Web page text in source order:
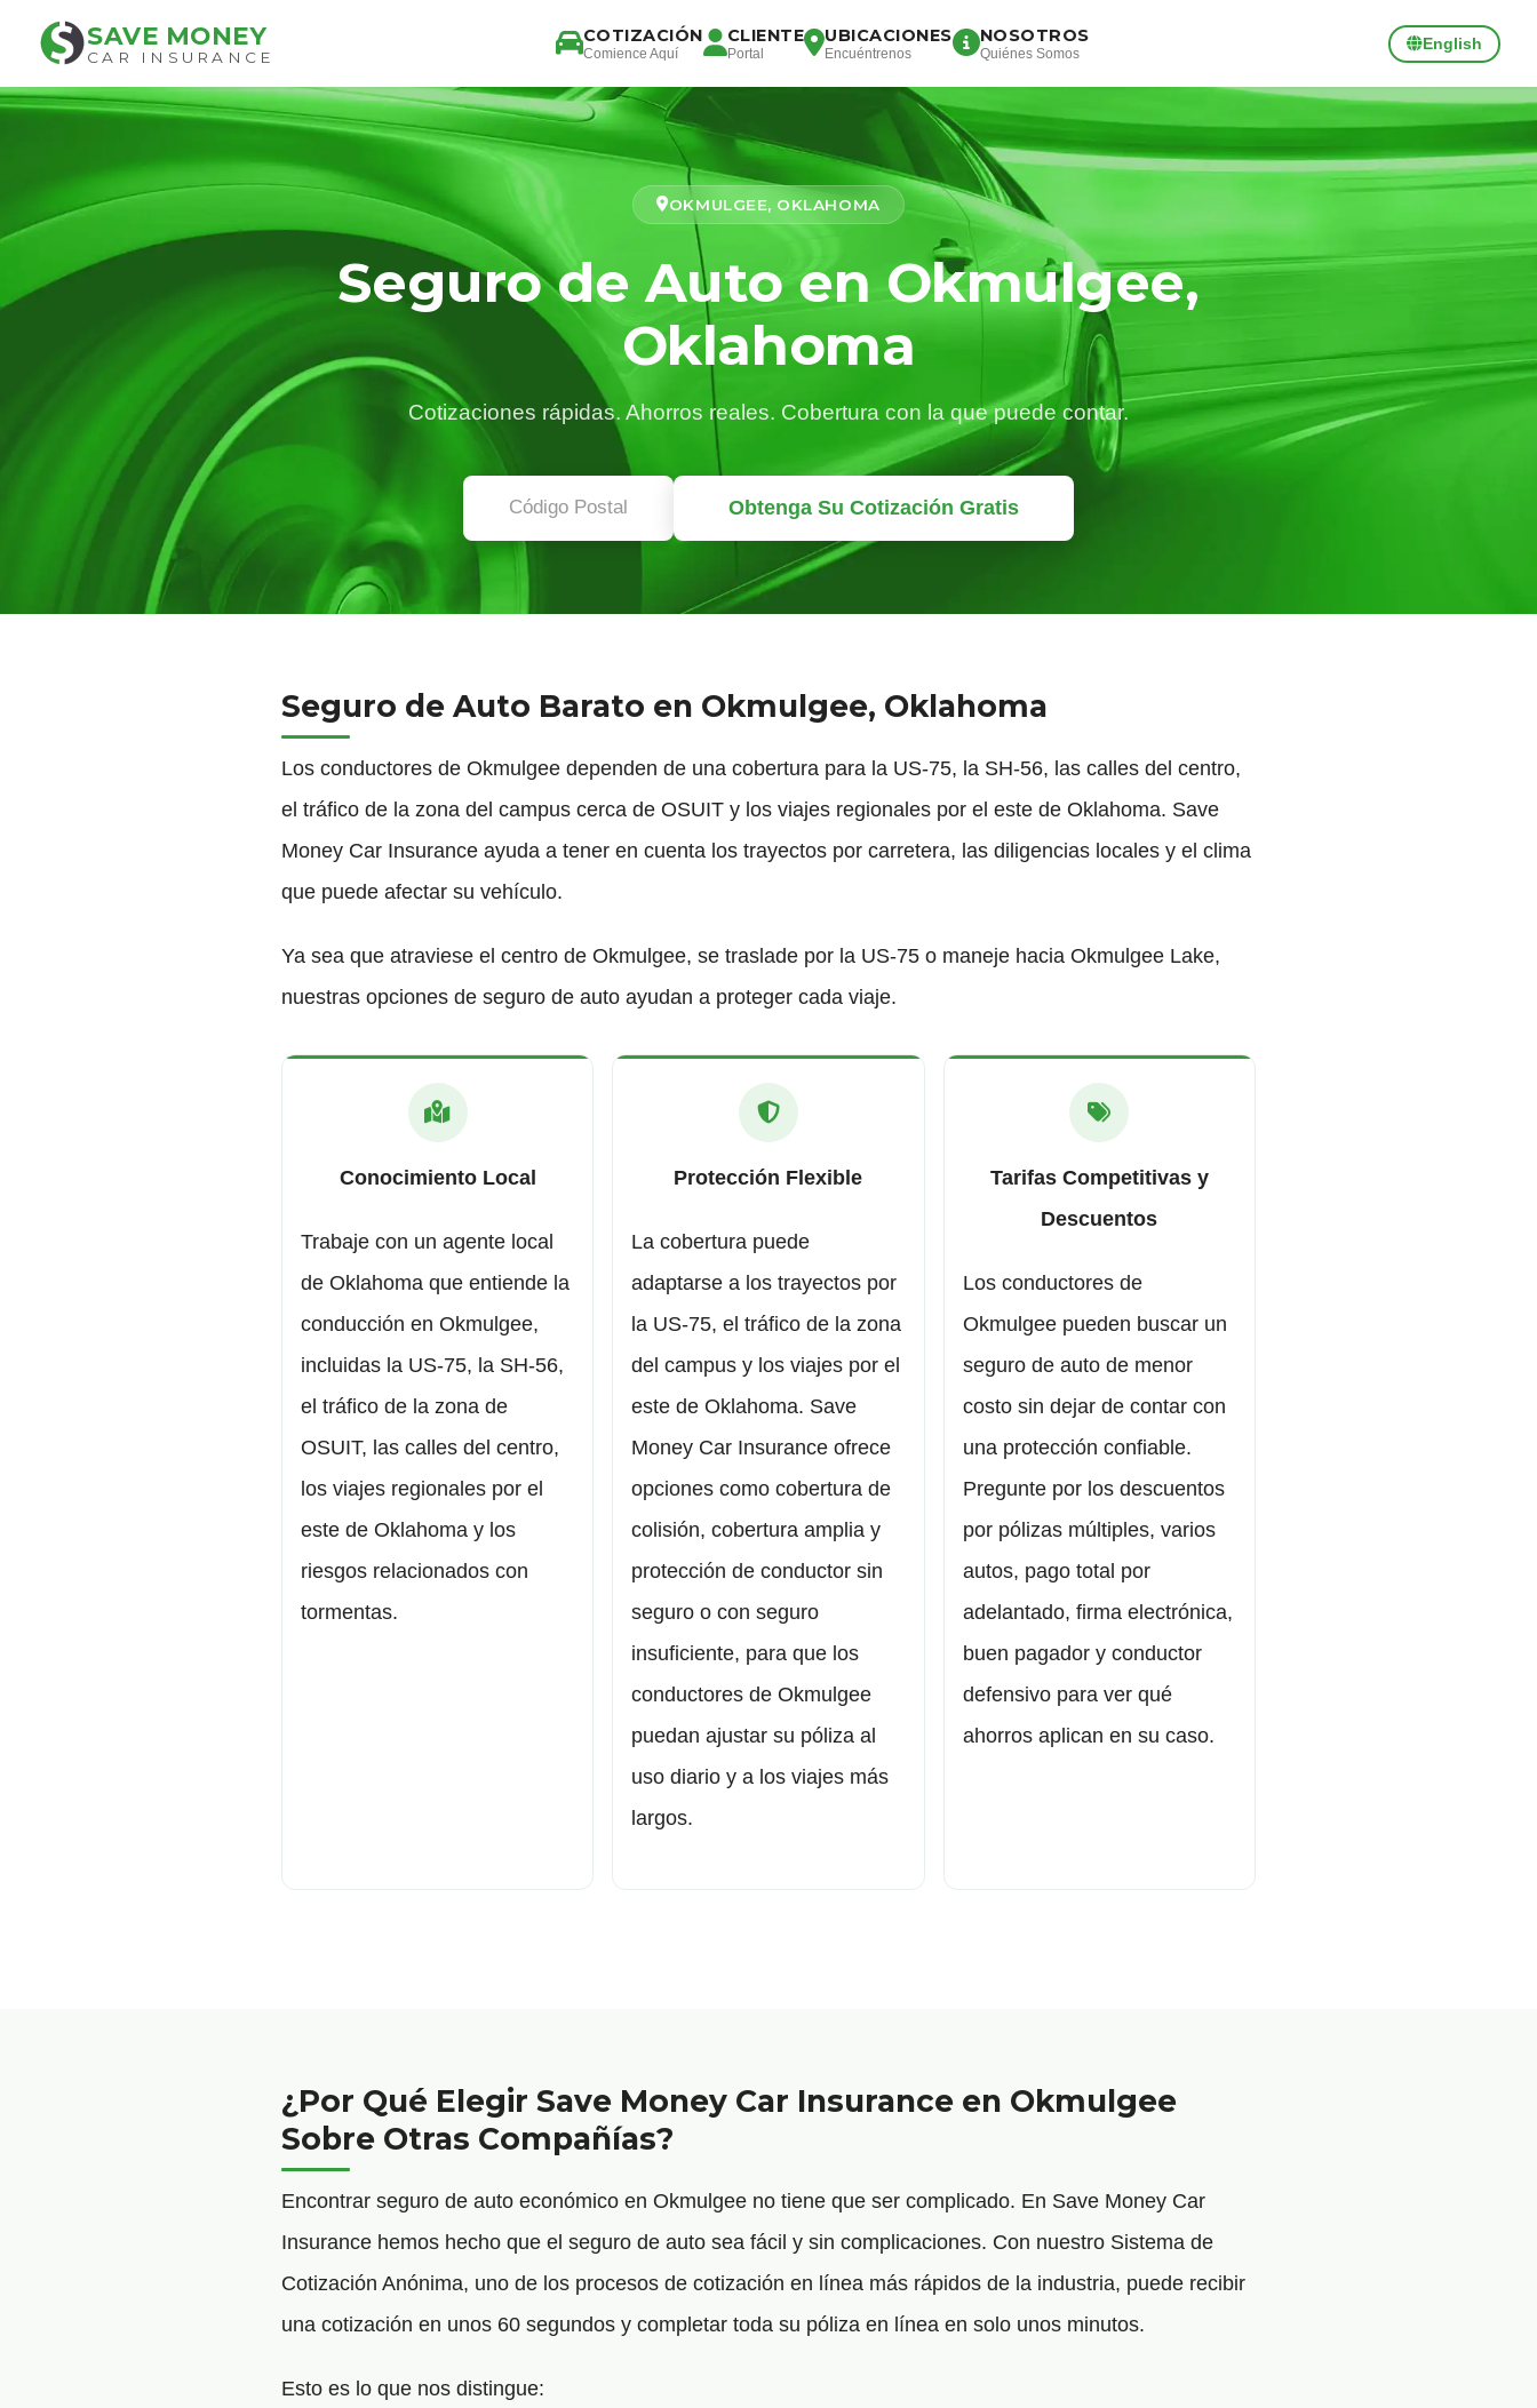
SAVE MONEY
CAR INSURANCE
COTIZACIÓN
Comience Aquí
CLIENTE
Portal
UBICACIONES
Encuéntrenos
NOSOTROS
Quiénes Somos
English
OKMULGEE, OKLAHOMA
Seguro de Auto en Okmulgee,
Oklahoma
Cotizaciones rápidas. Ahorros reales. Cobertura con la que puede contar.
Obtenga Su Cotización Gratis
Seguro de Auto Barato en Okmulgee, Oklahoma
Los conductores de Okmulgee dependen de una cobertura para la US-75, la SH-56, las calles del centro,
el tráfico de la zona del campus cerca de OSUIT y los viajes regionales por el este de Oklahoma. Save
Money Car Insurance ayuda a tener en cuenta los trayectos por carretera, las diligencias locales y el clima
que puede afectar su vehículo.
Ya sea que atraviese el centro de Okmulgee, se traslade por la US-75 o maneje hacia Okmulgee Lake,
nuestras opciones de seguro de auto ayudan a proteger cada viaje.
Conocimiento Local
Trabaje con un agente local
de Oklahoma que entiende la
conducción en Okmulgee,
incluidas la US-75, la SH-56,
el tráfico de la zona de
OSUIT, las calles del centro,
los viajes regionales por el
este de Oklahoma y los
riesgos relacionados con
tormentas.
Protección Flexible
La cobertura puede
adaptarse a los trayectos por
la US-75, el tráfico de la zona
del campus y los viajes por el
este de Oklahoma. Save
Money Car Insurance ofrece
opciones como cobertura de
colisión, cobertura amplia y
protección de conductor sin
seguro o con seguro
insuficiente, para que los
conductores de Okmulgee
puedan ajustar su póliza al
uso diario y a los viajes más
largos.
Tarifas Competitivas y
Descuentos
Los conductores de
Okmulgee pueden buscar un
seguro de auto de menor
costo sin dejar de contar con
una protección confiable.
Pregunte por los descuentos
por pólizas múltiples, varios
autos, pago total por
adelantado, firma electrónica,
buen pagador y conductor
defensivo para ver qué
ahorros aplican en su caso.
¿Por Qué Elegir Save Money Car Insurance en Okmulgee
Sobre Otras Compañías?
Encontrar seguro de auto económico en Okmulgee no tiene que ser complicado. En Save Money Car
Insurance hemos hecho que el seguro de auto sea fácil y sin complicaciones. Con nuestro Sistema de
Cotización Anónima, uno de los procesos de cotización en línea más rápidos de la industria, puede recibir
una cotización en unos 60 segundos y completar toda su póliza en línea en solo unos minutos.
Esto es lo que nos distingue: